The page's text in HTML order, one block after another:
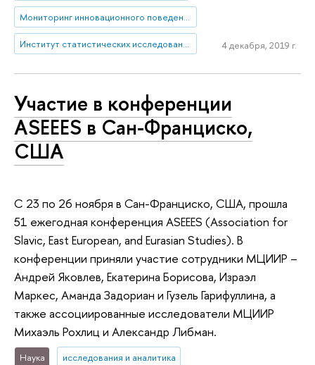
Мониторинг инновационного поведения предприятий
Институт статистических исследований и экономики знаний 4 декабря, 2019 г.
Участие в конференции
ASEEES в Сан-Франциско,
США
С 23 по 26 ноября в Сан-Франциско, США, прошла
51 ежегодная конференция ASEEES (Association for
Slavic, East European, and Eurasian Studies). В
конференции приняли участие сотрудники МЦИИР –
Андрей Яковлев, Екатерина Борисова, Израэл
Маркес, Аманда Задориан и Гузель Гарифуллина, а
также ассоциированные исследователи МЦИИР
Михаэль Рохлиц и Александр Либман.
Наука исследования и аналитика